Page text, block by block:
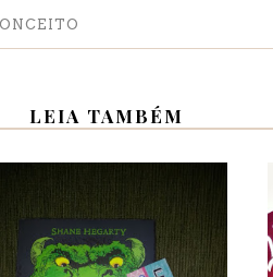
LEIA TAMBÉM